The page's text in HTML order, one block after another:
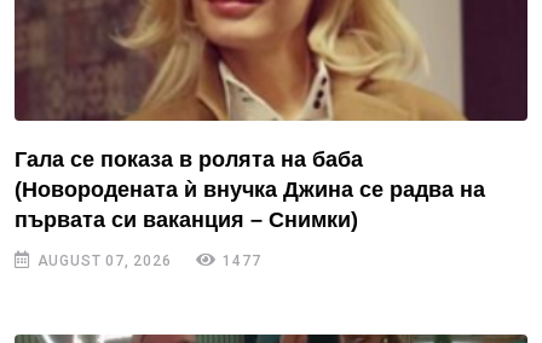
Гала се показа в ролята на баба
(Новородената ѝ внучка Джина се радва на
първата си ваканция – Снимки)
AUGUST 07, 2026 1477